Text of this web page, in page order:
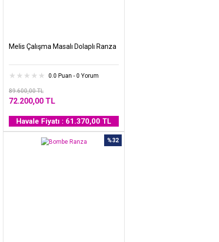
Melis Çalışma Masalı Dolaplı Ranza
0.0 Puan - 0 Yorum
89.600,00 TL
72.200,00 TL
Havale Fiyatı : 61.370,00 TL
%32